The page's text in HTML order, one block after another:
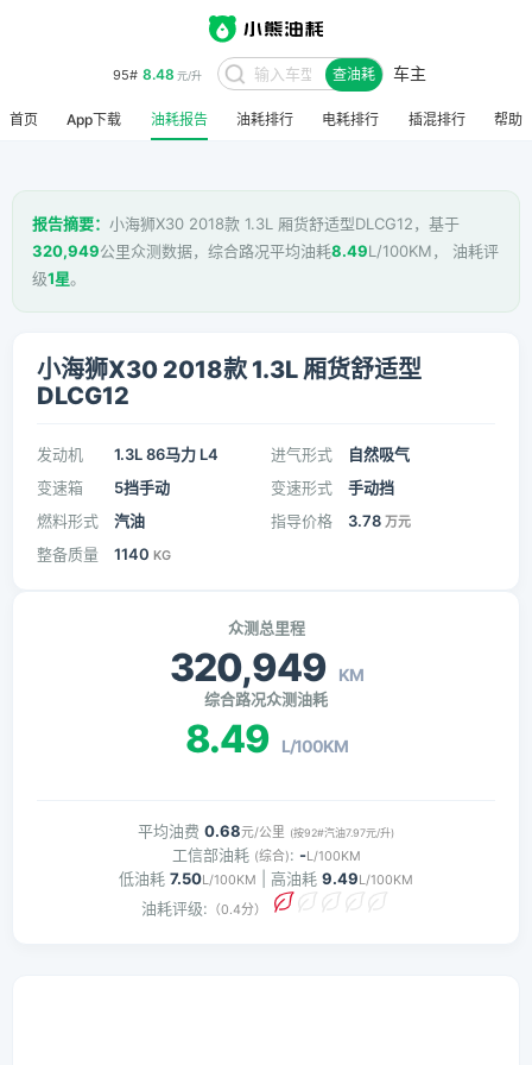
95# 8.48 元/升 查油耗 车主
首页 App下载 油耗报告 油耗排行 电耗排行 插混排行 帮助
报告摘要： 小海狮X30 2018款 1.3L 厢货舒适型DLCG12，基于
320,949公里众测数据，综合路况平均油耗8.49L/100KM， 油耗评
级1星。
小海狮X30 2018款 1.3L 厢货舒适型
DLCG12
发动机 1.3L 86马力 L4 进气形式
自然吸气
变速箱
5挡手动 变速形式
手动挡
燃料形式
汽油 指导价格 3.78 万元
整备质量 1140 KG
众测总里程
320,949 KM
综合路况众测油耗
8.49 L/100KM
平均油费 0.68元/公里 (按92#汽油7.97元/升)
工信部油耗 (综合): -L/100KM
低油耗 7.50L/100KM | 高油耗 9.49L/100KM
油耗评级: （0.4分）